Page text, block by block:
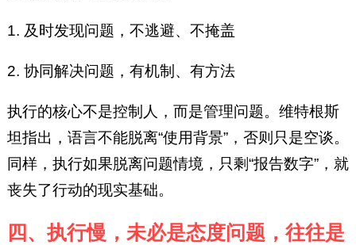
1. 及时发现问题，不逃避、不掩盖
2. 协同解决问题，有机制、有方法
执行的核心不是控制人，而是管理问题。维特根斯
坦指出，语言不能脱离“使用背景”，否则只是空谈。
同样，执行如果脱离问题情境，只剩“报告数字”，就
丧失了行动的现实基础。
四、执行慢，未必是态度问题，往往是